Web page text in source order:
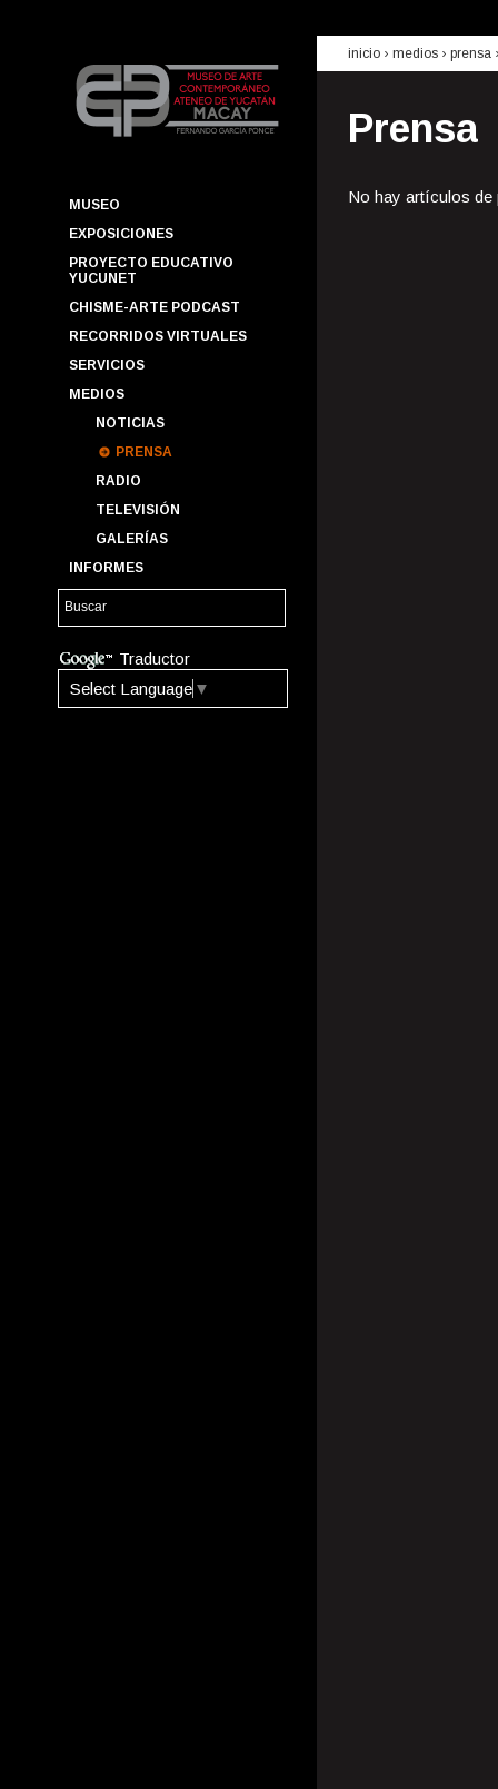
MUSEO
EXPOSICIONES
PROYECTO EDUCATIVO
YUCUNET
CHISME-ARTE PODCAST
RECORRIDOS VIRTUALES
SERVICIOS
MEDIOS
NOTICIAS
PRENSA
RADIO
TELEVISIÓN
GALERÍAS
INFORMES
Traductor
Select Language ▼
inicio › medios › prensa
Prensa
No hay artículos de